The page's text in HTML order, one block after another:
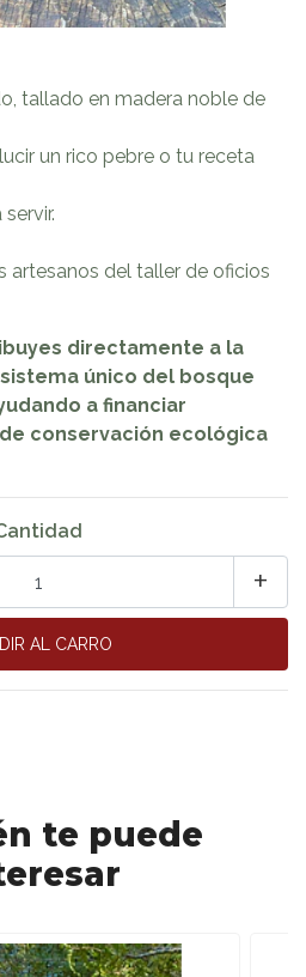
tallado en madera noble de
un rico pebre o tu receta
artesanos del taller de oficios
directamente a la
único del bosque
a financiar
conservación ecológica
+
te puede